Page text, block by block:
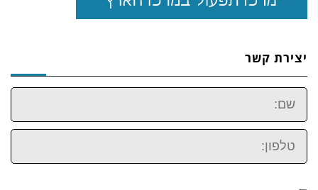
יצירת קשר
שם:
טלפון: